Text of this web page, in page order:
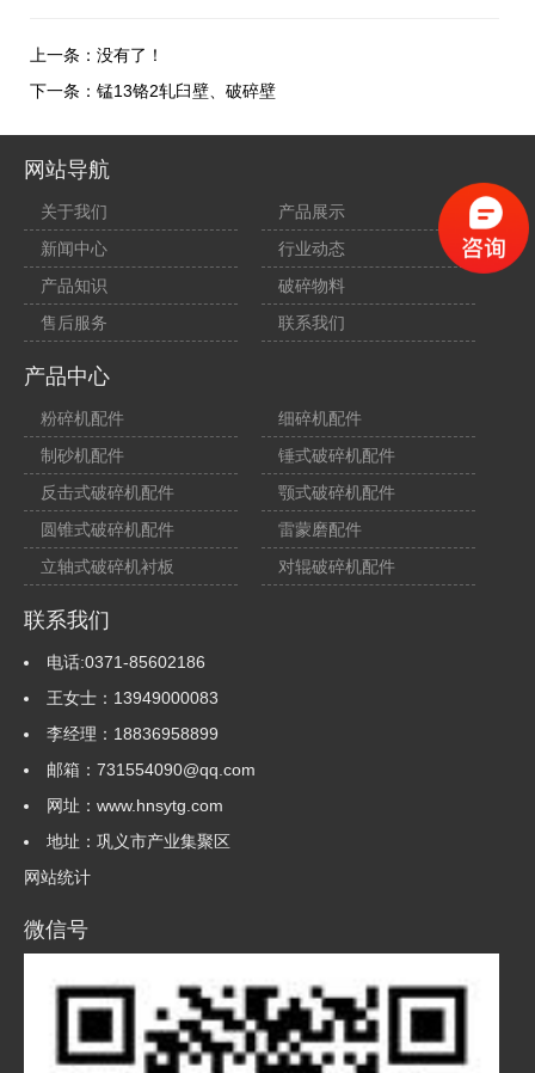
上一条：没有了！
下一条： 锰13铬2轧臼壁、破碎壁
网站导航
关于我们
产品展示
新闻中心
行业动态
产品知识
破碎物料
售后服务
联系我们
产品中心
粉碎机配件
细碎机配件
制砂机配件
锤式破碎机配件
反击式破碎机配件
颚式破碎机配件
圆锥式破碎机配件
雷蒙磨配件
立轴式破碎机衬板
对辊破碎机配件
联系我们
电话:0371-85602186
王女士：13949000083
李经理：18836958899
邮箱：731554090@qq.com
网址：www.hnsytg.com
地址：巩义市产业集聚区
网站统计
微信号